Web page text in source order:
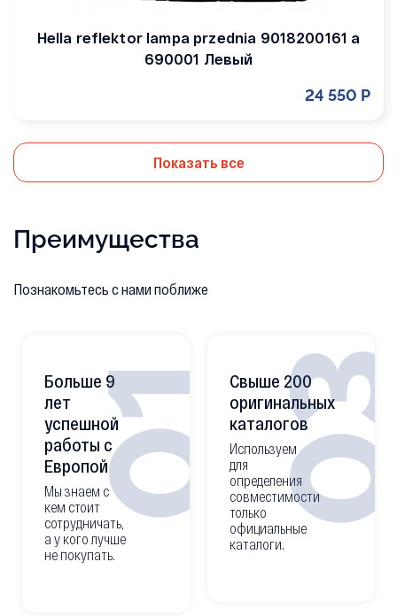
Hella reflektor lampa przednia 9018200161 a
690001 Левый
24 550 Р
Показать все
Преимущества
Познакомьтесь с нами поближе
01
Больше 9
лет
успешной
работы с
Европой
Мы знаем с
кем стоит
сотрудничать,
а у кого лучше
не покупать.
Свыше 200
оригинальных
каталогов
Используем
для
определения
совместимости
только
официальные
каталоги.